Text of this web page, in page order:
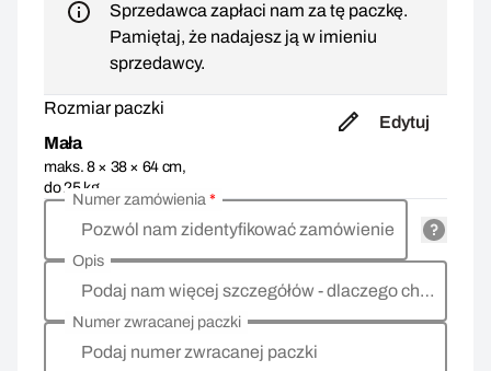
Sprzedawca zapłaci nam za tę paczkę.
Pamiętaj, że nadajesz ją w imieniu
sprzedawcy.
Rozmiar paczki
Mała
maks. 8 × 38 × 64 cm,
do 25 kg
Edytuj
Pozwól nam zidentyfikować zamówienie
Numer zamówienia*
Podaj nam więcej szczegółów - dlaczego chcesz zwrócić towar, co jest powodem?
Opis
Podaj numer zwracanej paczki
Numer zwracanej paczki